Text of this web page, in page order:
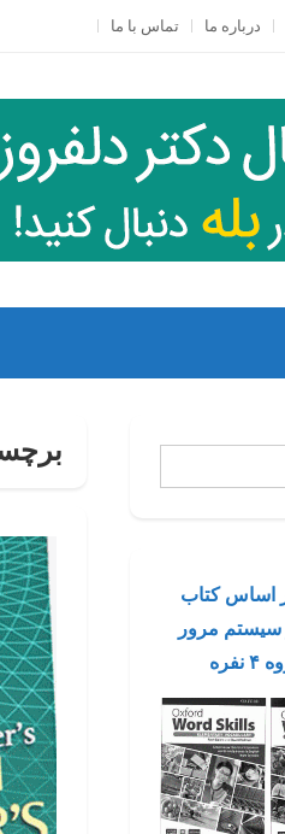
درباره ما تماس با ما
اساس کتاب
سیستم مرور